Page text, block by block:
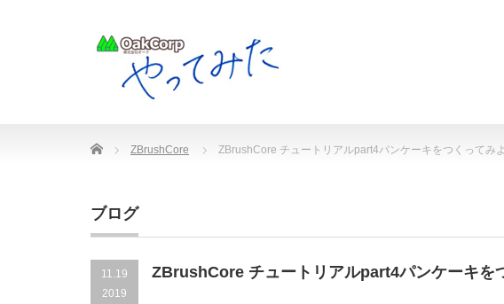
Home ZBrushCore ZBrushCore チュートリアルpart4パンケーキをつくってみ
ブログ
11.19
2019
ZBrushCore チュートリアルpart4パンケーキを